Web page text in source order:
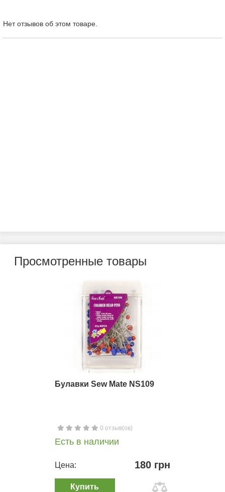
Нет отзывов об этом товаре.
Просмотренные товары
Булавки Sew Mate NS109
0 отзыв(ов)
Есть в наличии
Цена: 180 грн
Купить